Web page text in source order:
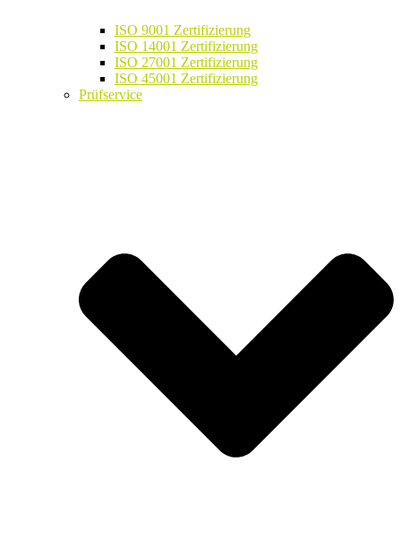
ISO 9001 Zertifizierung
ISO 14001 Zertifizierung
ISO 27001 Zertifizierung
ISO 45001 Zertifizierung
Prüfservice